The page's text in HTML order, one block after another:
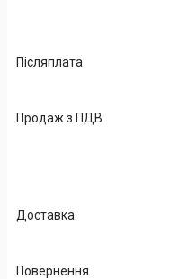
Післяплата
Продаж з ПДВ
Доставка
Повернення